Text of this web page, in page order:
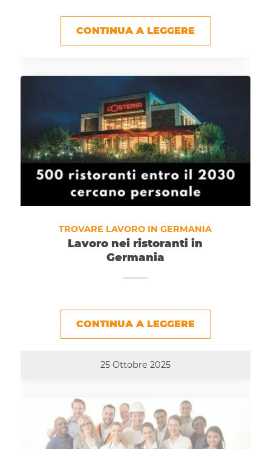
CONTINUA A LEGGERE
TROVARE LAVORO IN GERMANIA
Lavoro nei ristoranti in
Germania
CONTINUA A LEGGERE
25 Ottobre 2025